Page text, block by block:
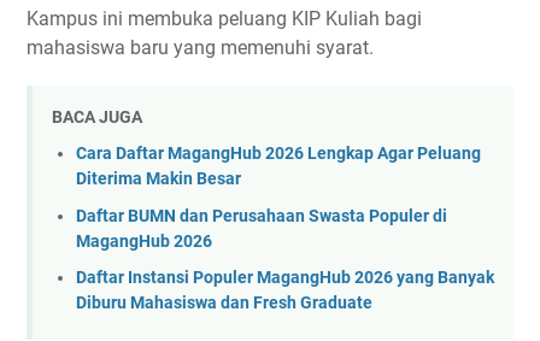
Kampus ini membuka peluang KIP Kuliah bagi
mahasiswa baru yang memenuhi syarat.
BACA JUGA
Cara Daftar MagangHub 2026 Lengkap Agar Peluang
Diterima Makin Besar
Daftar BUMN dan Perusahaan Swasta Populer di
MagangHub 2026
Daftar Instansi Populer MagangHub 2026 yang Banyak
Diburu Mahasiswa dan Fresh Graduate